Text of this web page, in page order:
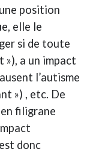
position
elle le
si de toute
a un impact
l’autisme
») , etc. De
filigrane
donc